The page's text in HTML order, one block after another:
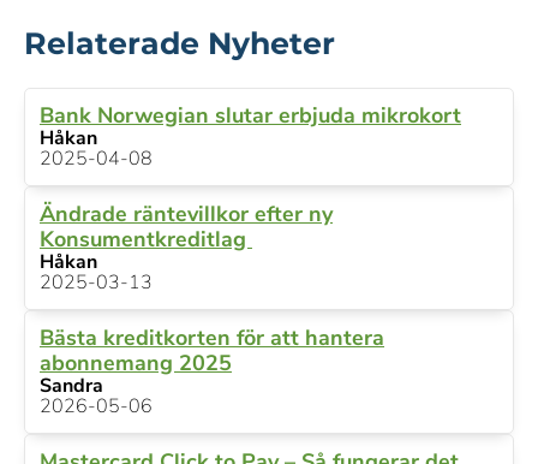
Relaterade Nyheter
Bank Norwegian slutar erbjuda mikrokort
Håkan
2025-04-08
Ändrade räntevillkor efter ny
Konsumentkreditlag
Håkan
2025-03-13
Bästa kreditkorten för att hantera
abonnemang 2025
Sandra
2026-05-06